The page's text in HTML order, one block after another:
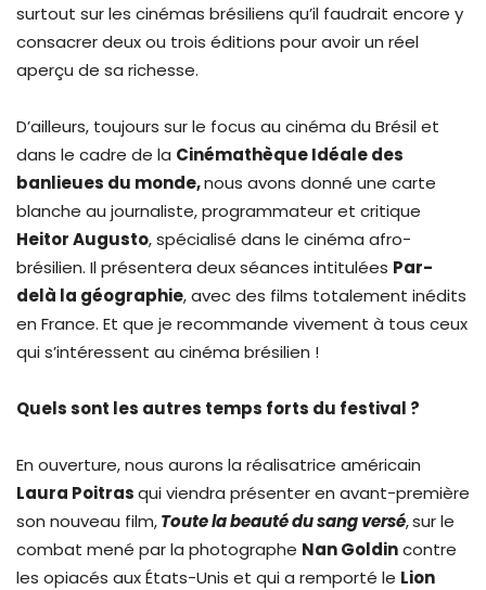
surtout sur les cinémas brésiliens qu’il faudrait encore y
consacrer deux ou trois éditions pour avoir un réel
aperçu de sa richesse.
D’ailleurs, toujours sur le focus au cinéma du Brésil et
dans le cadre de la Cinémathèque Idéale des
banlieues du monde,nous avons donné une carte
blanche au journaliste, programmateur et critique
Heitor Augusto, spécialisé dans le cinéma afro-
brésilien. Il présentera deux séances intitulées Par-
delà la géographie, avec des films totalement inédits
en France. Et que je recommande vivement à tous ceux
qui s’intéressent au cinéma brésilien !
Quels sont les autres temps forts du festival ?
En ouverture, nous aurons la réalisatrice américain
Laura Poitrasqui viendra présenter en avant-première
son nouveau film,Toute la beauté du sang versé,sur le
combat mené par la photographe Nan Goldincontre
les opiacés aux États-Unis et qui a remporté le Lion